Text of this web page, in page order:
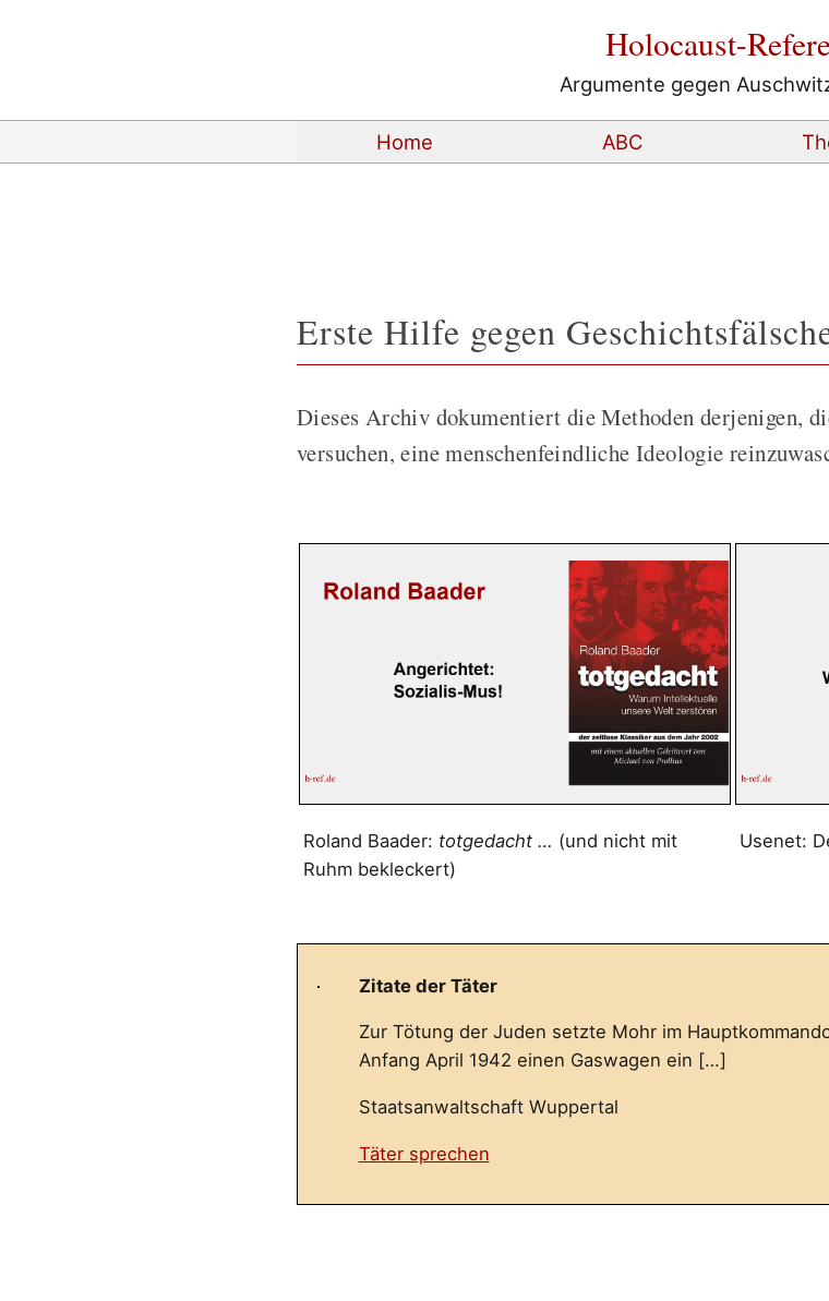
Holocaust-
Argumente gegen
Home ABC
Erste Hilfe gegen
Dieses Archiv dokumentiert die Methoden derjenigen,
versuchen, eine menschenfeindliche Ideologie
Roland Baader: totgedacht … (und nicht mit
Ruhm bekleckert)
Usenet:
Zitate der Täter
Zur Tötung der Juden setzte Mohr im
Anfang April 1942 einen Gaswagen ein […]
Staatsanwaltschaft Wuppertal
Täter sprechen